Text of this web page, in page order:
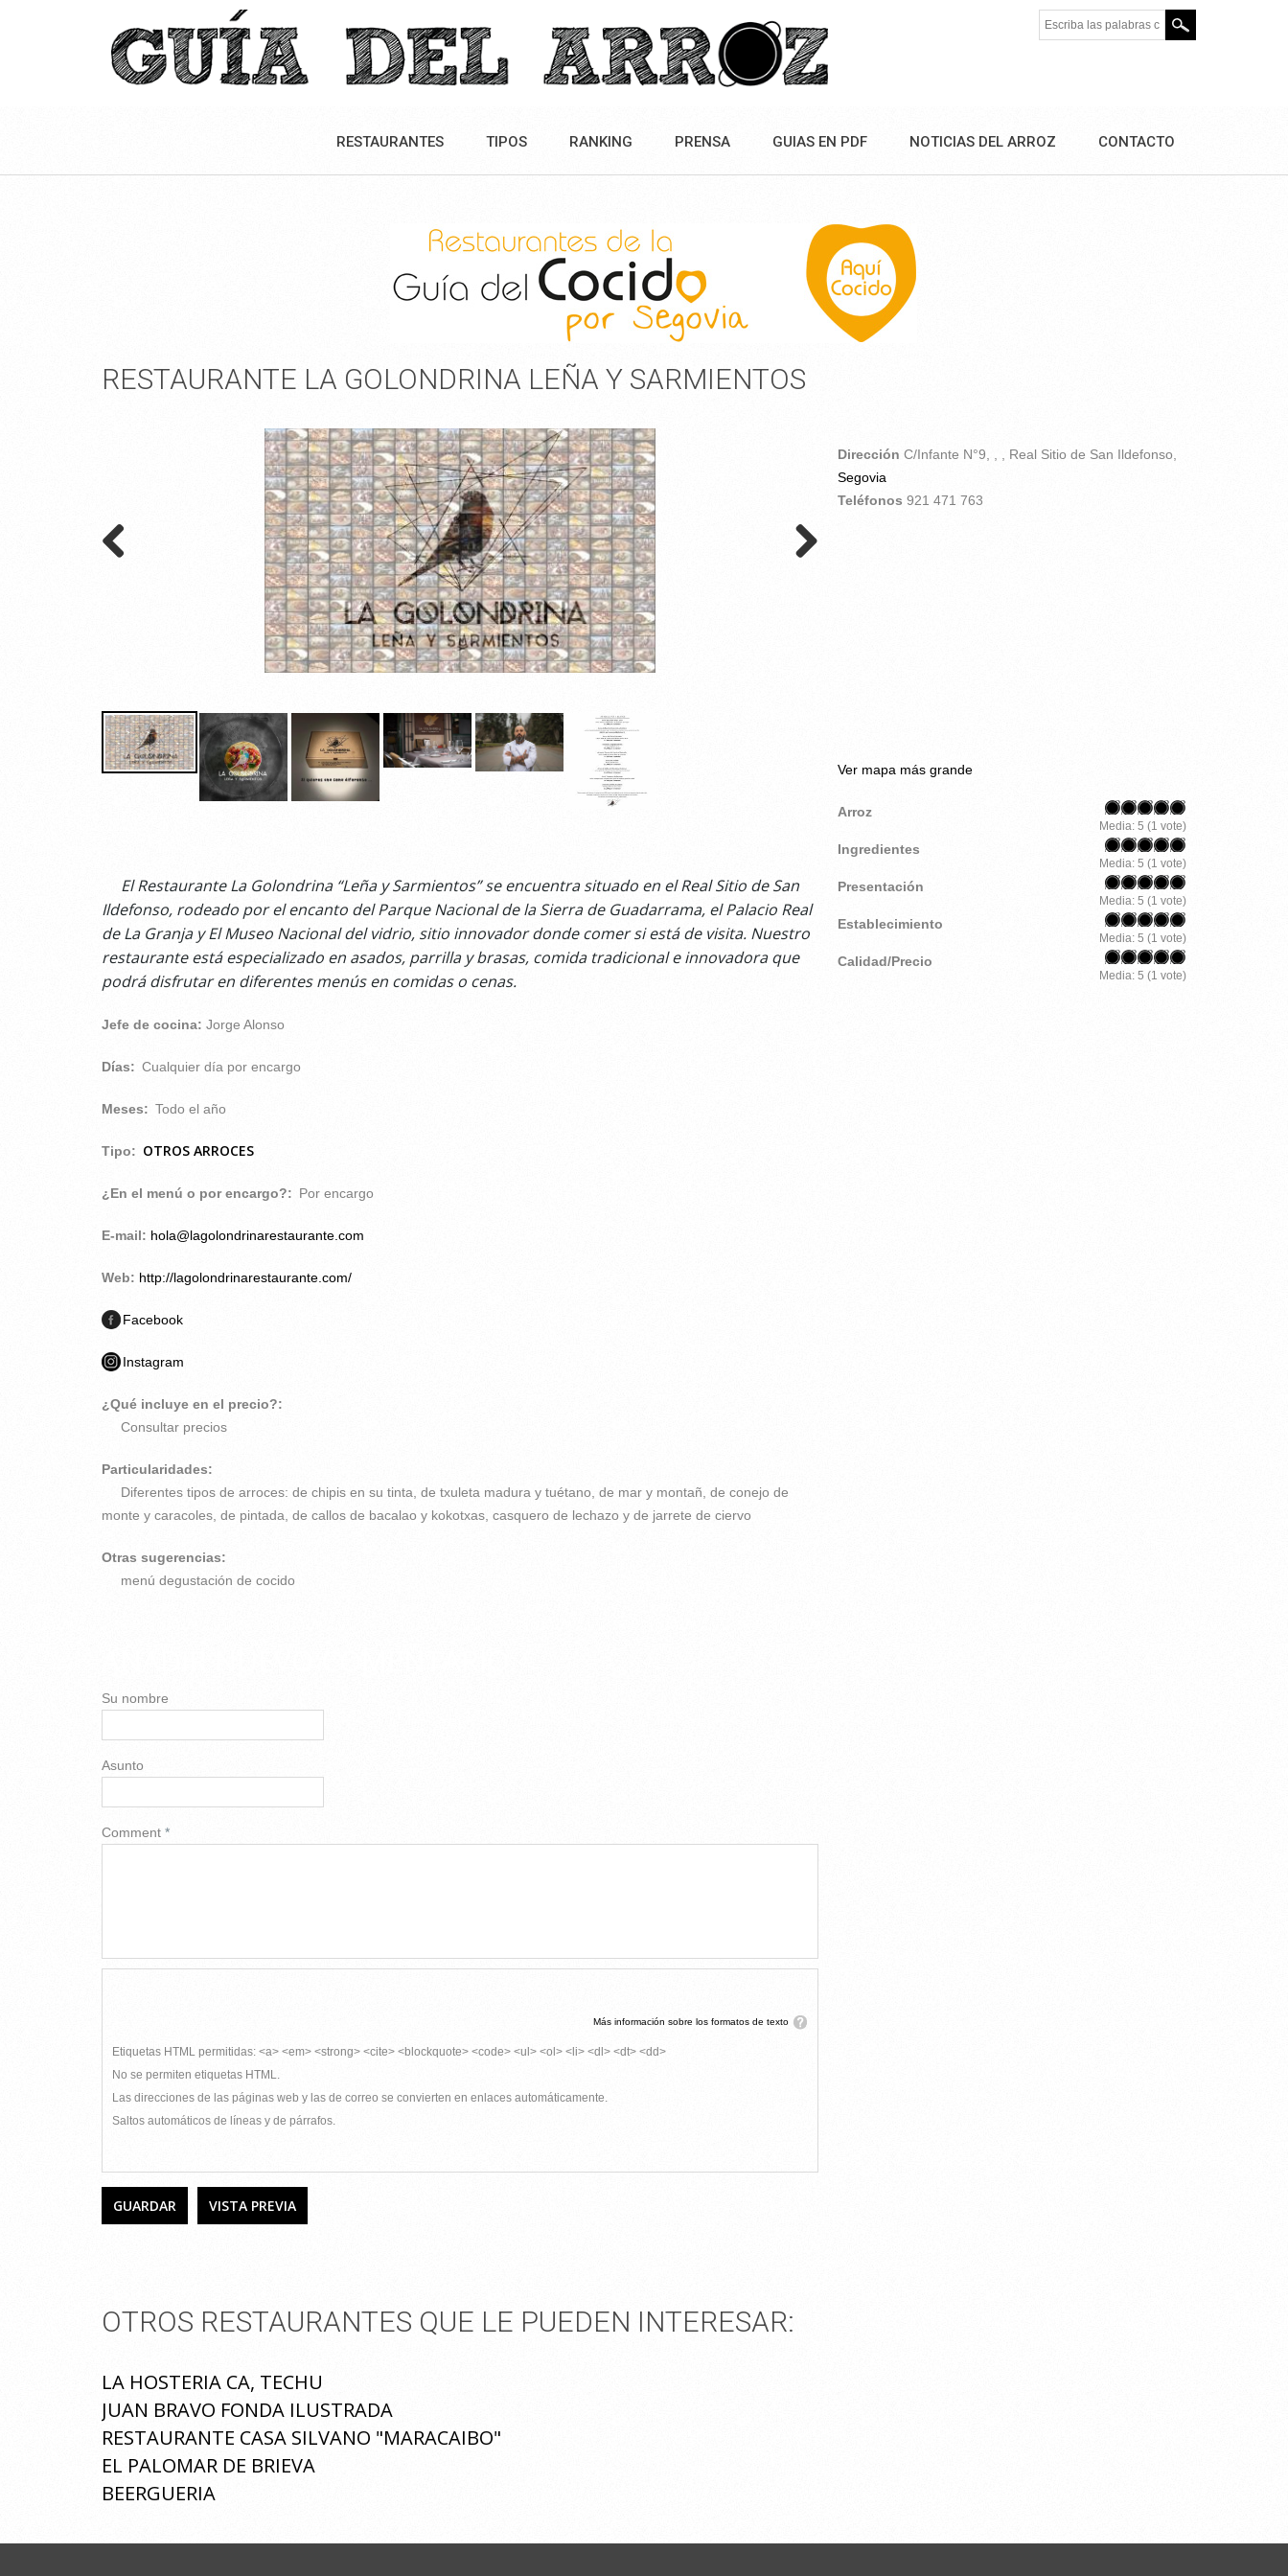
Escriba las palabras clave.
RESTAURANTES TIPOS RANKING PRENSA GUIAS EN PDF NOTICIAS DEL ARROZ CONTACTO
RESTAURANTE LA GOLONDRINA LEÑA Y SARMIENTOS
Dirección C/Infante N°9, , , Real Sitio de San Ildefonso,
Segovia
Teléfonos 921 471 763
Ver mapa más grande
Arroz
Media: 5 (1 vote)
Ingredientes
Media: 5 (1 vote)
Presentación
Media: 5 (1 vote)
Establecimiento
Media: 5 (1 vote)
Calidad/Precio
Media: 5 (1 vote)
El Restaurante La Golondrina “Leña y Sarmientos” se encuentra situado en el Real Sitio de San
Ildefonso, rodeado por el encanto del Parque Nacional de la Sierra de Guadarrama, el Palacio Real
de La Granja y El Museo Nacional del vidrio, sitio innovador donde comer si está de visita. Nuestro
restaurante está especializado en asados, parrilla y brasas, comida tradicional e innovadora que
podrá disfrutar en diferentes menús en comidas o cenas.
Jefe de cocina: Jorge Alonso
Días: Cualquier día por encargo
Meses: Todo el año
Tipo: OTROS ARROCES
¿En el menú o por encargo?: Por encargo
E-mail: hola@lagolondrinarestaurante.com
Web: http://lagolondrinarestaurante.com/
Facebook
Instagram
¿Qué incluye en el precio?:
Consultar precios
Particularidades:
Diferentes tipos de arroces: de chipis en su tinta, de txuleta madura y tuétano, de mar y montañ, de conejo de
monte y caracoles, de pintada, de callos de bacalao y kokotxas, casquero de lechazo y de jarrete de ciervo
Otras sugerencias:
menú degustación de cocido
Su nombre
Asunto
Comment *
Más información sobre los formatos de texto
Etiquetas HTML permitidas: <a> <em> <strong> <cite> <blockquote> <code> <ul> <ol> <li> <dl> <dt> <dd>
No se permiten etiquetas HTML.
Las direcciones de las páginas web y las de correo se convierten en enlaces automáticamente.
Saltos automáticos de líneas y de párrafos.
OTROS RESTAURANTES QUE LE PUEDEN INTERESAR:
LA HOSTERIA CA, TECHU
JUAN BRAVO FONDA ILUSTRADA
RESTAURANTE CASA SILVANO "MARACAIBO"
EL PALOMAR DE BRIEVA
BEERGUERIA